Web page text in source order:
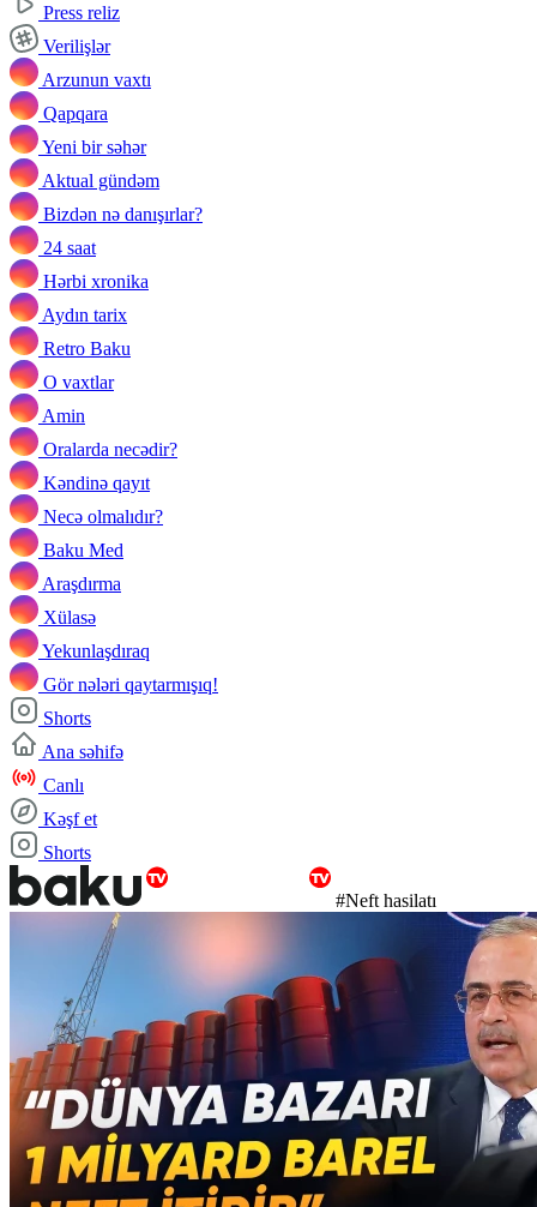
Press reliz
Verilişlər
Arzunun vaxtı
Qapqara
Yeni bir səhər
Aktual gündəm
Bizdən nə danışırlar?
24 saat
Hərbi xronika
Aydın tarix
Retro Baku
O vaxtlar
Amin
Oralarda necədir?
Kəndinə qayıt
Necə olmalıdır?
Baku Med
Araşdırma
Xülasə
Yekunlaşdıraq
Gör nələri qaytarmışıq!
Shorts
Ana səhifə
Canlı
Kəşf et
Shorts
#Neft hasilatı